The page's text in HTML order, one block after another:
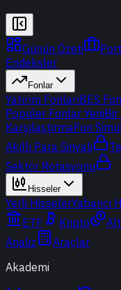
Günün Özeti
Endeksler
Fonlar
Yatırım FonlarıBES
Popüler Fonlar YeniBir
KarşılaştırmaFon
Akıllı Para Sinyali
Sektör Rotasyonu
Hisseler
Yerli HisselerYabancı
ETF
Kripto
Analiz
Araçlar
Akademi